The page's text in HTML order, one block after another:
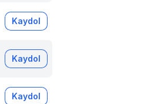
Kaydol
Kaydol
Kaydol